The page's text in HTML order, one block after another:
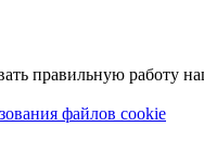
правильную работу
файлов cookie